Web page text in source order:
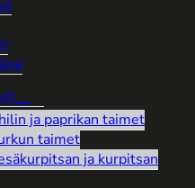
ja paprikan taimet
taimet
ja kurpitsan